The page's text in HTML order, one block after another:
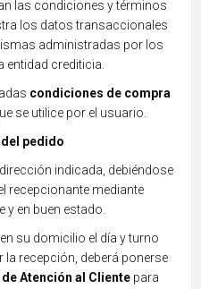
las condiciones y términos
los datos transaccionales
administradas por los
entidad crediticia.
condiciones de compra
se utilice por el usuario.
pedido
irección indicada, debiéndose
recepcionante mediante
y en buen estado.
su domicilio el día y turno
la recepción, deberá ponerse
Atención al Cliente para